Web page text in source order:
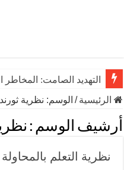
التهديد الصامت: المخاطر
الرئيسية/ الوسم: نظرية
أرشيف الوسم :
نظرية التعلم